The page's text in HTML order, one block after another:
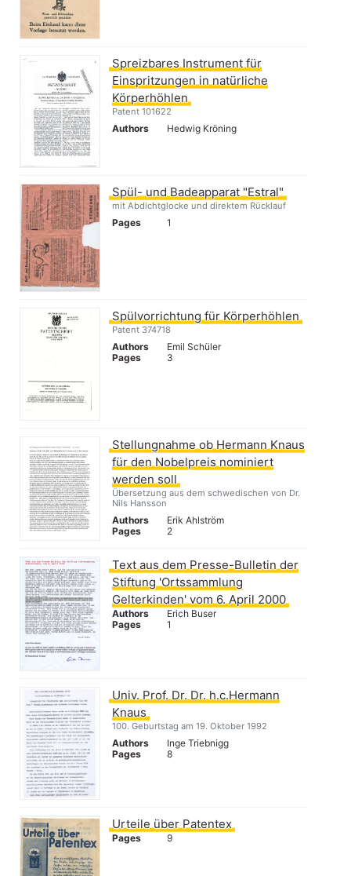
Spreizbares Instrument für
Einspritzungen in natürliche
Körperhöhlen
Patent 101622
Authors Hedwig Kröning
Spül- und Badeapparat "Estral"
mit Abdichtglocke und direktem Rücklauf
Pages 1
Spülvorrichtung für Körperhöhlen
Patent 374718
Authors
Emil Schüler
Pages
3
Stellungnahme ob Hermann Knaus
für den Nobelpreis nominiert
werden soll
Übersetzung aus dem schwedischen von Dr.
Nils Hansson
Authors
Erik Ahlström
Pages
2
Text aus dem Presse-Bulletin der
Stiftung 'Ortssammlung
Gelterkinden' vom 6. April 2000
Authors
Erich Buser
Pages
1
Univ. Prof. Dr. Dr. h.c.Hermann
Knaus
100. Geburtstag am 19. Oktober 1992
Authors
Inge Triebnigg
Pages
8
Urteile über Patentex
Pages 9